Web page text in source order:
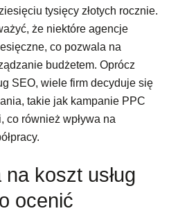
tysięcy złotych rocznie.
że niektóre agencje
co pozwala na
budżetem. Oprócz
SEO, wiele firm decyduje się
takie jak kampanie PPC
co również wpływa na
na koszt usług
ocenić